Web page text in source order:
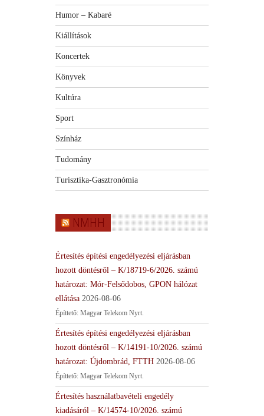
Humor – Kabaré
Kiállítások
Koncertek
Könyvek
Kultúra
Sport
Színház
Tudomány
Turisztika-Gasztronómia
NMHH
Értesítés építési engedélyezési eljárásban
hozott döntésről – K/18719-6/2026. számú
határozat: Mór-Felsődobos, GPON hálózat
ellátása 2026-08-06
Építtető: Magyar Telekom Nyrt.
Értesítés építési engedélyezési eljárásban
hozott döntésről – K/14191-10/2026. számú
határozat: Újdombrád, FTTH 2026-08-06
Építtető: Magyar Telekom Nyrt.
Értesítés használatbavételi engedély
kiadásáról – K/14574-10/2026. számú